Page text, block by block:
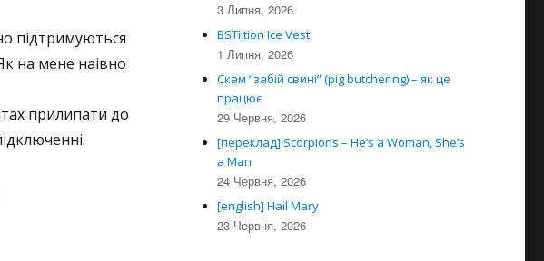
підтримуються
на мене наівно
прилипати до
3 Липня, 2026
BSTiltion Ice Vest
1 Липня, 2026
Скам “забій свині” (pig butchering) – як це
працює
29 Червня, 2026
[переклад] Scorpions – He’s a Woman, She’s
a Man
24 Червня, 2026
[english] Hail Mary
23 Червня, 2026